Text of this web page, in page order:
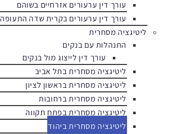
עורך דין ערעורים אזרחיים בשוהם
עורך דין ערעורים בקרית שדה התעופה
ליטיגציה מסחרית
התנהלות עם בנקים
עורך דין לייצוג מול בנקים
ליטיגציה מסחרית בתל אביב
ליטיגציה מסחרית בראשון לציון
ליטיגציה מסחרית ברחובות
ליטיגציה מסחרית בפתח תקווה
ליטיגציה מסחרית ביהוד